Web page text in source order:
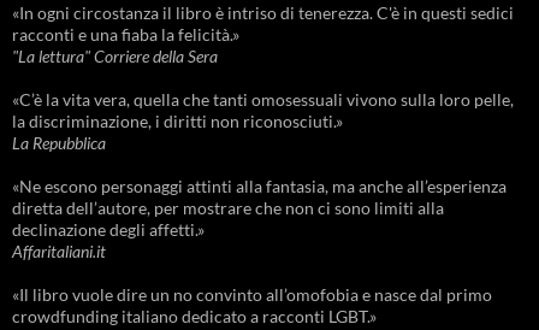
«In ogni circostanza il libro è intriso di tenerezza. C'è in questi sedici
racconti e una fiaba la felicità.»
"La lettura" Corriere della Sera
«C’è la vita vera, quella che tanti omosessuali vivono sulla loro pelle,
la discriminazione, i diritti non riconosciuti.»
La Repubblica
«Ne escono personaggi attinti alla fantasia, ma anche all’esperienza
diretta dell’autore, per mostrare che non ci sono limiti alla
declinazione degli affetti.»
Affaritaliani.it
«Il libro vuole dire un no convinto all’omofobia e nasce dal primo
crowdfunding italiano dedicato a racconti LGBT.»